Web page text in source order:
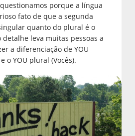
porque a língua
fato de que a segunda
quanto do plural é o
detalhe leva muitas pessoas a
a diferenciação de YOU
o YOU plural (Vocês).